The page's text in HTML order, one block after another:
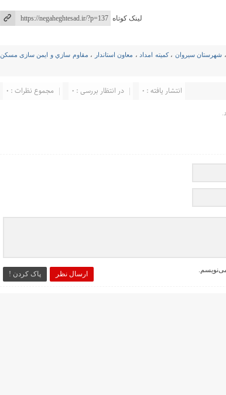
لینک کوتاه
شهرستان سیروان ،کمیته امداد ، معاون استاندار ، مقاوم سازي و ایمن سازی مسكن
مجموع نظرات : 0 در انتظار بررسی : 0 انتشار یافته : ۰
ارسال نظر پاک کردن !